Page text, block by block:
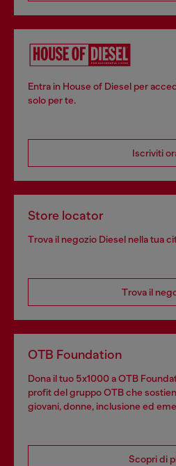
Entra in House of Diesel per
solo per te.
Iscriviti
Store locator
Trova il negozio Diesel nella tua
Trova il
OTB Foundation
Dona il tuo 5x1000 a OTB
profit del gruppo OTB che
giovani, donne, inclusione ed
Scopri di